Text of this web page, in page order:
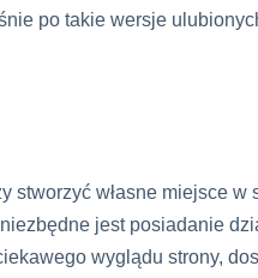
po takie wersje
stworzyć własne miejsce
jest posiadanie
wyglądu strony,